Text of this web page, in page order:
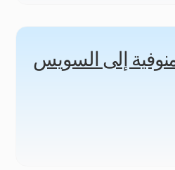
إلى السويس